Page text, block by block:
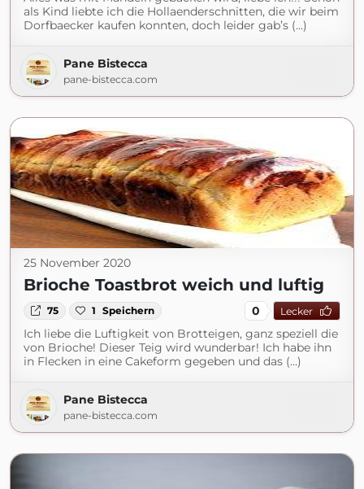
als Kind liebte ich die Hollaenderschnitten, die wir beim
Dorfbaecker kaufen konnten, doch leider gab’s (...)
Pane Bistecca
pane-bistecca.com
25 November 2020
Brioche Toastbrot weich und luftig
75 1 Speichern 0 Lecker
Ich liebe die Luftigkeit von Brotteigen, ganz speziell die
von Brioche! Dieser Teig wird wunderbar! Ich habe ihn
in Flecken in eine Cakeform gegeben und das (...)
Pane Bistecca
pane-bistecca.com